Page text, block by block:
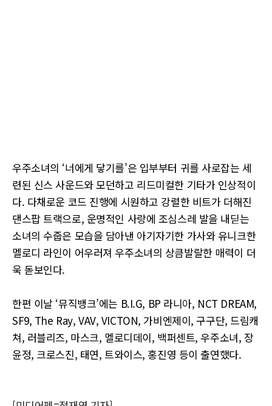
우주소녀의 ‘너에게 닿기를’은 입부부터 귀를 사로잡는 세
련된 신스 사운드와 모던하고 리드미컬한 기타가 인상적이
다. 다채로운 코드 진행에 시원하고 강렬한 비트가 더해진
댄스팝 트랙으로, 운명적인 사랑에 조심스레 발을 내딛는
소녀의 수줍은 모습을 담아낸 아기자기한 가사와 유니크한
멜로디 라인이 어우러져 우주소녀의 상큼발랄한 매력이 더
욱 돋보인다.
한편 이날 ‘뮤직뱅크’에는 B.I.G, BP 라니아, NCT DREAM,
SF9, The Ray, VAV, VICTON, 가비엔제이, 구구단, 드림캐
쳐, 러블리즈, 마스크, 멜로디데이, 백퍼센트, 우주소녀, 장
윤정, 크로스진, 태연, 트와이스, 홍진영 등이 출연했다.